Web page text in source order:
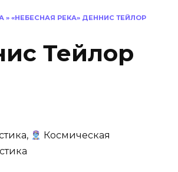
»«НЕБЕСНАЯ РЕКА» ДЕННИС ТЕЙЛОР
Тейлор
Космическая